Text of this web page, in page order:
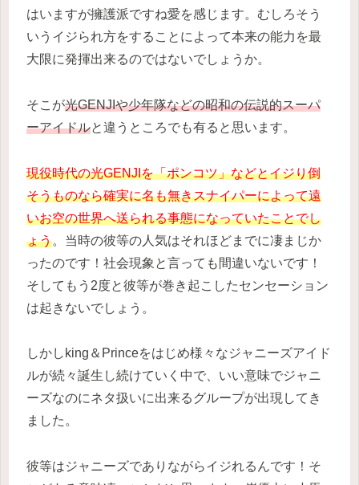
はいますが擁護派ですね愛を感じます。むしろそう
いうイジられ方をすることによって本来の能力を最
大限に発揮出来るのではないでしょうか。
そこが光GENJIや少年隊などの昭和の伝説的スーパ
ーアイドルと違うところでも有ると思います。
現役時代の光GENJIを「ポンコツ」などとイジり倒
そうものなら確実に名も無きスナイパーによって遠
いお空の世界へ送られる事態になっていたことでし
ょう。当時の彼等の人気はそれほどまでに凄まじか
ったのです！社会現象と言っても間違いないです！
そしてもう2度と彼等が巻き起こしたセンセーション
は起きないでしょう。
しかしking＆Princeをはじめ様々なジャニーズアイド
ルが続々誕生し続けていく中で、いい意味でジャニ
ーズなのにネタ扱いに出来るグループが出現してき
ました。
彼等はジャニーズでありながらイジれるんです！そ